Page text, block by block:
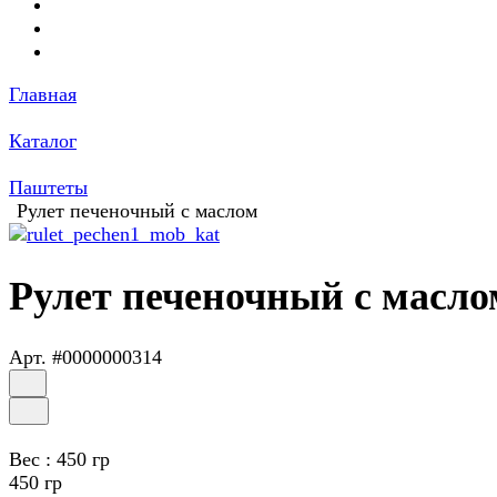
Главная
Каталог
Паштеты
Рулет печеночный с маслом
Рулет печеночный с
Арт. #0000000314
Вес : 450 гр
450 гр